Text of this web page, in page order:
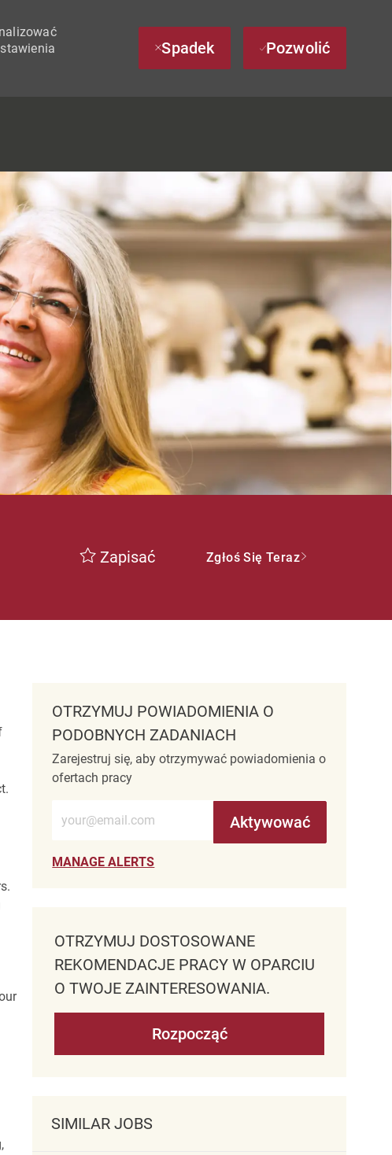
Spadek Pozwolić
Zapisać Zgłoś Się Teraz
OTRZYMUJ POWIADOMIENIA O
PODOBNYCH ZADANIACH
Zarejestruj się, aby otrzymywać powiadomienia o
ofertach pracy
Wprowadź adres e-mail (wymagane)
Aktywować
MANAGE ALERTS
OTRZYMUJ DOSTOSOWANE
REKOMENDACJE PRACY W OPARCIU
O TWOJE ZAINTERESOWANIA.
Rozpocząć
SIMILAR JOBS